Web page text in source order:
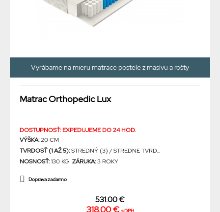
Vyrábame na mieru matrace postele z masívu a rošty
Matrac Orthopedic Lux
DOSTUPNOSŤ: EXPEDUJEME DO 24 HOD.
VÝŠKA:20 CM
TVRDOSŤ (1 AŽ 5):STREDNÝ (3) / STREDNE TVRD...
NOSNOSŤ:130 KG ZÁRUKA:3 ROKY
Doprava zadarmo
531.00 €
318.00 €